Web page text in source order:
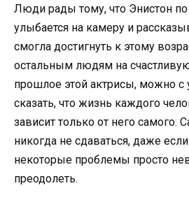
Люди рады тому, что Энистон
улыбается на камеру и
смогла достигнуть к этому
остальным людям на
прошлое этой актрисы, можно с
сказать, что жизнь каждого
зависит только от него самого.
никогда не сдаваться, даже
некоторые проблемы просто
преодолеть.